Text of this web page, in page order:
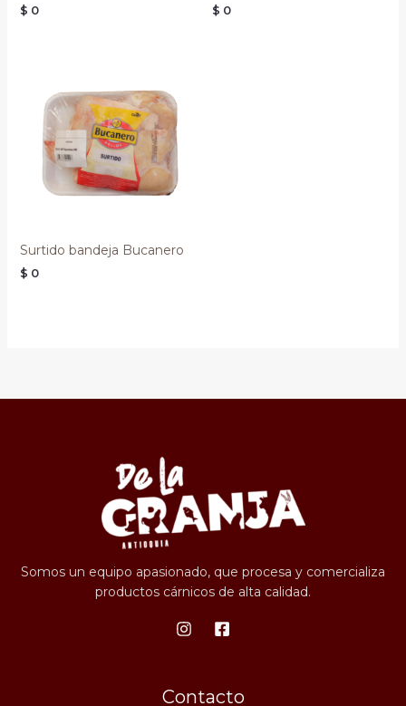
$ 0 $ 0
Surtido bandeja Bucanero
$ 0
Somos un equipo apasionado, que procesa y comercializa
productos cárnicos de alta calidad.
Contacto